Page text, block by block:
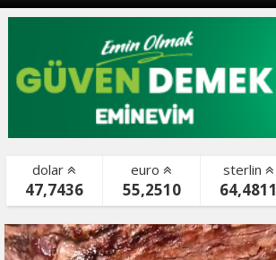
dolar
47,7436
euro
55,2510
sterlin
64,4811
bist color-